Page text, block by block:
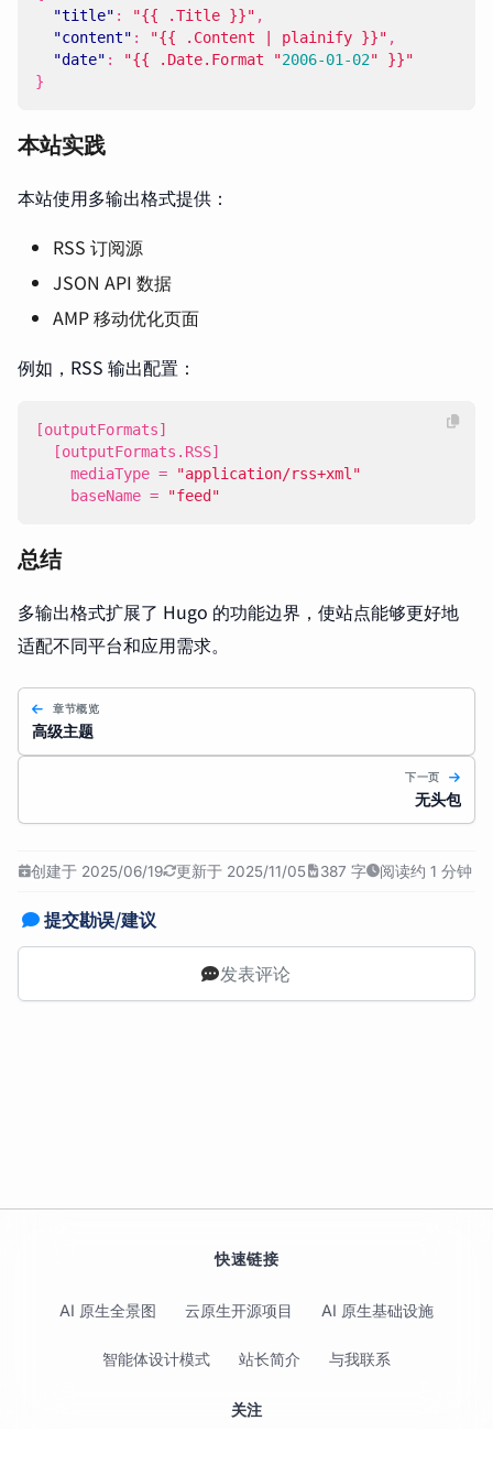
"title" : "{{ .Title }}" ,
"content" : "{{ .Content | plainify }}" ,
"date" : "{{ .Date.Format "2006-01-02" }}"
}
本站实践
本站使用多输出格式提供：
RSS 订阅源
JSON API 数据
AMP 移动优化页面
例如，RSS 输出配置：
[outputFormats]
[outputFormats . RSS]
mediaType =
"application/rss+xml"
baseName = "feed"
总结
多输出格式扩展了 Hugo 的功能边界，使站点能够更好地
适配不同平台和应用需求。
章节概览
高级主题
下一页
无头包
创建于 2025/06/19 更新于 2025/11/05 387 字 阅读约 1 分钟
提交勘误/建议
发表评论
快速链接
AI 原生全景图 云原生开源项目 AI 原生基础设施
智能体设计模式 站长简介 与我联系
关注